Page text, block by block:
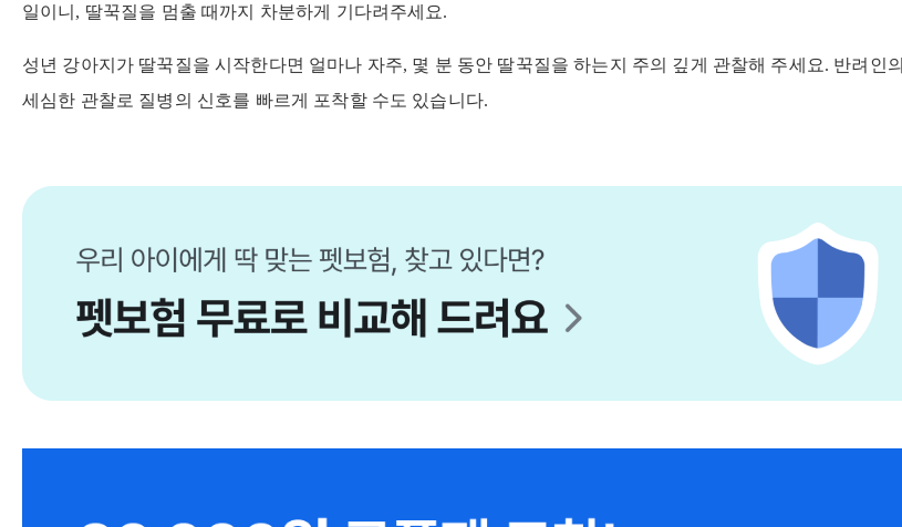
일이니, 딸꾹질을 멈출 때까지 차분하게 기다려주세요.
성년 강아지가 딸꾹질을 시작한다면 얼마나 자주, 몇 분 동안 딸꾹질을 하는지 주의 깊게 관찰해 주세요. 반려인의
세심한 관찰로 질병의 신호를 빠르게 포착할 수도 있습니다.